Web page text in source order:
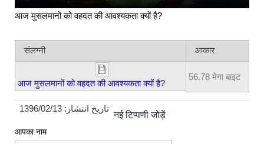
आज मुसलमानों को वहदत की आवश्यकता क्यों है?
संलग्नी आकार
आज मुसलमानों को वहदत की आवश्यकता क्यों है?
56.78 मेगा बाइट
تاریخ انتشار: 1396/02/13
नई टिप्पणी जोड़ें
आपका नाम